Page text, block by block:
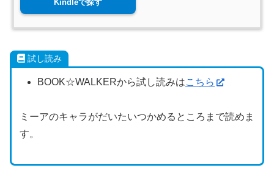
Kindleで探す
試し読み
BOOK☆WALKERから試し読みはこちら
ミーアのキャラがだいたいつかめるところまで読めま
す。